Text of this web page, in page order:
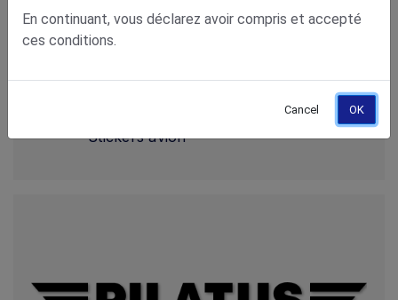
Catégories
Stickers avion
En continuant, vous déclarez avoir compris et accepté
ces conditions.
Cancel OK